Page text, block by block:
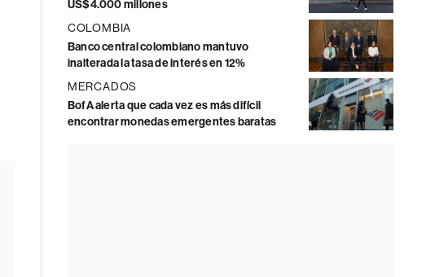
US$4.000 millones
COLOMBIA
Banco central colombiano mantuvo
inalterada la tasa de interés en 12%
MERCADOS
BofA alerta que cada vez es más difícil
encontrar monedas emergentes baratas